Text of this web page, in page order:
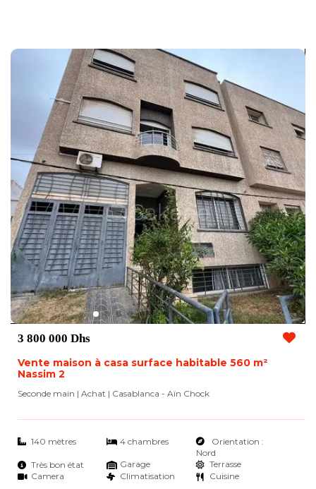
3 800 000 Dhs
Vente maison à casa surface habitable 560 m²
Nassim 2
Seconde main | Achat | Casablanca - Aïn Chock
140 mètres 4 chambres
Orientation :
Nord
Très bon état
Garage
Terrasse
Camera
Climatisation Cuisine